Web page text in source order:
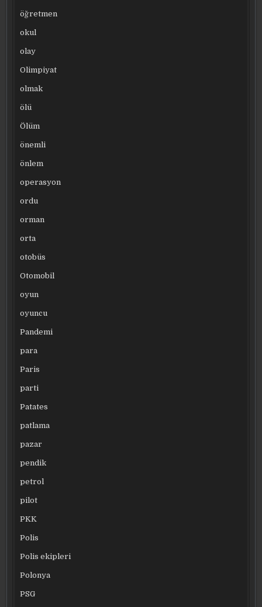
öğretmen
okul
olay
Olimpiyat
olmak
ölü
Ölüm
önemli
önlem
operasyon
ordu
orman
orta
otobüs
Otomobil
oyun
oyuncu
Pandemi
para
Paris
parti
Patates
patlama
pazar
pendik
petrol
pilot
PKK
Polis
Polis ekipleri
Polonya
PSG